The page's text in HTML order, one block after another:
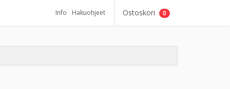
Info Hakuohjeet Ostoskori 0